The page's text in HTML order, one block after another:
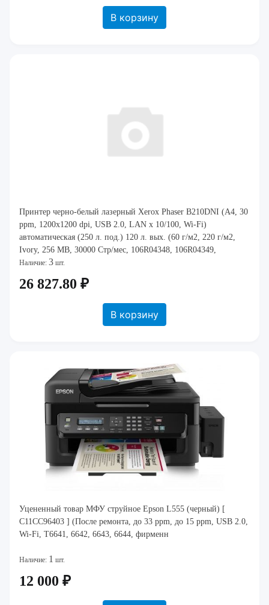
В корзину
Принтер черно-белый лазерный Xerox Phaser B210DNI (A4, 30
ppm, 1200x1200 dpi, USB 2.0, LAN x 10/100, Wi-Fi)
автоматическая (250 л. под.) 120 л. вых. (60 г/м2, 220 г/м2,
Ivory, 256 MB, 30000 Стр/мес, 106R04348, 106R04349,
101R00664) [ B210V_DNI ] (Ш: 368 м
Наличие: 3 шт.
26 827.80 ₽
В корзину
Уцененный товар МФУ струйное Epson L555 (черный) [
C11CC96403 ] (После ремонта, до 33 ppm, до 15 ppm, USB 2.0,
Wi-Fi, T6641, 6642, 6643, 6644, фирменн
Наличие: 1 шт.
12 000 ₽